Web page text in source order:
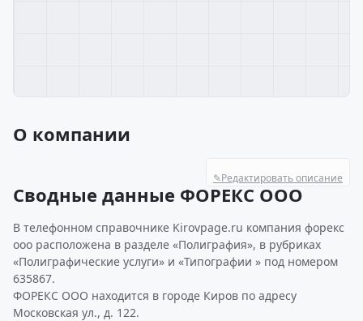
О компании
✎Редактировать описание
Сводные данные ФОРЕКС ООО
В телефонном справочнике Kirovpage.ru компания форекс
ооо расположена в разделе «Полиграфия», в рубриках
«Полиграфические услуги» и «Типографии » под номером
635867.
ФОРЕКС ООО находится в городе Киров по адресу
Московская ул., д. 122.